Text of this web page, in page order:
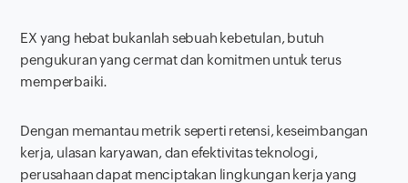
EX yang hebat bukanlah sebuah kebetulan, butuh
pengukuran yang cermat dan komitmen untuk terus
memperbaiki.
Dengan memantau metrik seperti retensi, keseimbangan
kerja, ulasan karyawan, dan efektivitas teknologi,
perusahaan dapat menciptakan lingkungan kerja yang